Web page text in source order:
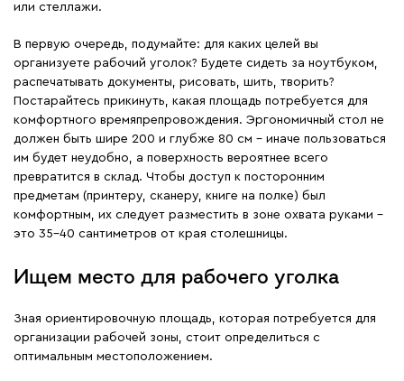
или стеллажи.
В первую очередь, подумайте: для каких целей вы
организуете рабочий уголок? Будете сидеть за ноутбуком,
распечатывать документы, рисовать, шить, творить?
Постарайтесь прикинуть, какая площадь потребуется для
комфортного времяпрепровождения. Эргономичный стол не
должен быть шире 200 и глубже 80 см – иначе пользоваться
им будет неудобно, а поверхность вероятнее всего
превратится в склад. Чтобы доступ к посторонним
предметам (принтеру, сканеру, книге на полке) был
комфортным, их следует разместить в зоне охвата руками –
это 35-40 сантиметров от края столешницы.
Ищем место для рабочего уголка
Зная ориентировочную площадь, которая потребуется для
организации рабочей зоны, стоит определиться с
оптимальным местоположением.